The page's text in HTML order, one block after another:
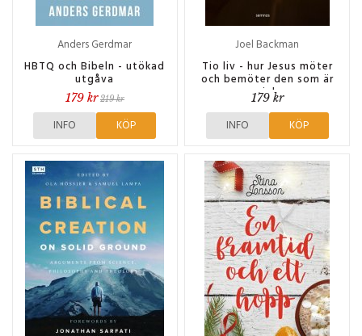
Anders Gerdmar
HBTQ och Bibeln - utökad
utgåva
179 kr 219 kr
INFO KÖP
Joel Backman
Tio liv - hur Jesus möter
och bemöter den som är
sjuk
179 kr
INFO KÖP